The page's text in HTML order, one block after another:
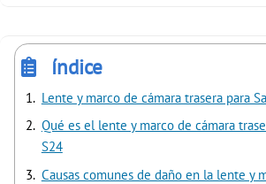
índice
Lente y marco de cámara trasera para
Qué es el lente y marco de cámara
S24
Causas comunes de daño en la lente y